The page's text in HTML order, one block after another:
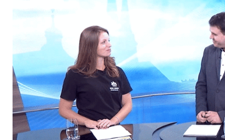
Menschen!
Kaum
zu
glauben?
19.
Oktober
2025